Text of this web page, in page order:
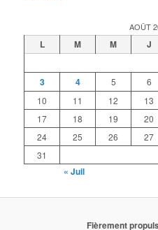
AOÛT
L M M J
3
4 5 6
10
11 12 13
17
18 19 20
24
25 26 27
31
« Juil
Fièrement